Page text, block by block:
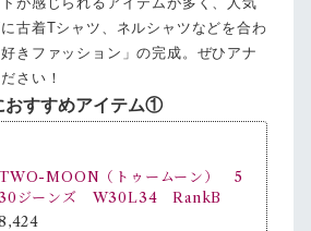
古着Tシャツ、ネルシャツなどを合わ
きファッション」の完成。ぜひアナ
さい！
おすすめアイテム①
MOON（トゥームーン） 5
ジーンズ W30L34 RankB